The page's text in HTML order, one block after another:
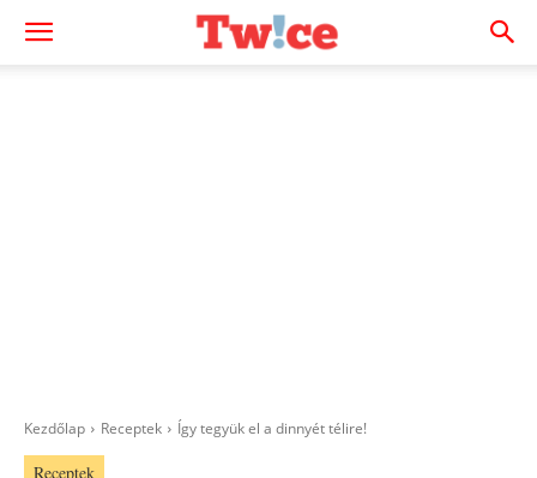
Kezdőlap Receptek Így tegyük el a dinnyét télire!
Receptek